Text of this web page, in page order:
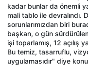
kadar bunlar da önemli
mali tablo ile devralındı.
sorunlarımızdan biri
başkan, o gün
işi toparlamış, 12 açılış
Bu temiz, tasarruflu,
uygulamasıdır" diye